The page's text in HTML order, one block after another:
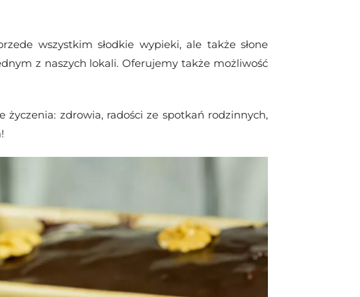
wszystkim słodkie wypieki, ale także słone
z naszych lokali. Oferujemy także możliwość
życzenia: zdrowia, radości ze spotkań rodzinnych,